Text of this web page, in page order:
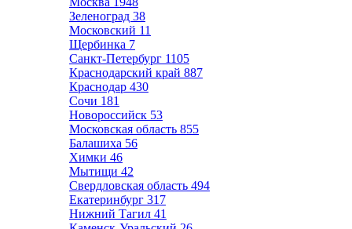
Зеленоград 38
Московский 11
Щербинка 7
Санкт-Петербург 1105
Краснодарский край 887
Краснодар 430
Сочи 181
Новороссийск 53
Московская область 855
Балашиха 56
Химки 46
Мытищи 42
Свердловская область 494
Екатеринбург 317
Нижний Тагил 41